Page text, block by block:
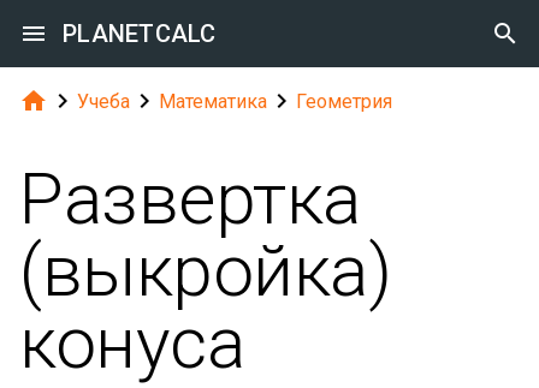
 PLANETCALC 
  Учеба  Математика  Геометрия
Развертка
(выкройка)
конуса